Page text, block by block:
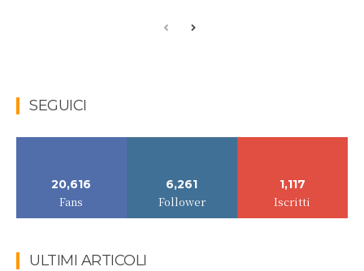
SEGUICI
20,616
Fans
6,261
Follower
1,117
Iscritti
ULTIMI ARTICOLI